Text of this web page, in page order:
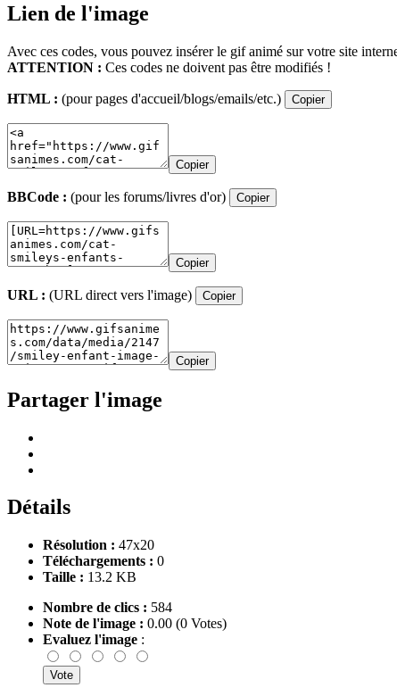
Lien de l'image
Avec ces codes, vous pouvez insérer le gif animé sur votre site
ATTENTION : Ces codes ne doivent pas être modifiés !
HTML : (pour pages d'accueil/blogs/emails/etc.) Copier
Copier
BBCode : (pour les forums/livres d'or) Copier
Copier
URL : (URL direct vers l'image) Copier
Copier
Partager l'image
Détails
Résolution : 47x20
Téléchargements : 0
Taille : 13.2 KB
Nombre de clics : 584
Note de l'image : 0.00 (0 Votes)
Evaluez l'image :